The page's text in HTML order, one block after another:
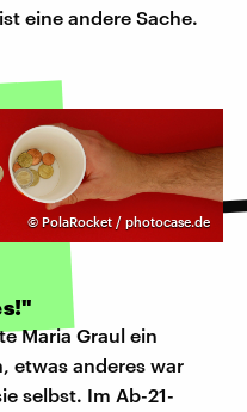
eine andere Sache.
© PolaRocket / photocase.de
Maria Graul ein
etwas anderes war
selbst. Im Ab-21-